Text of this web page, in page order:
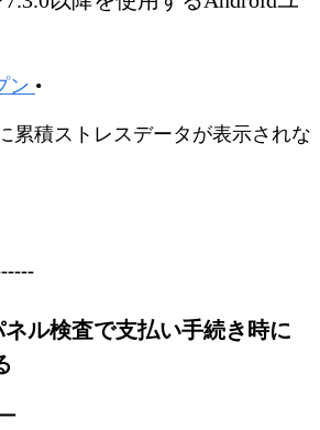
ン •
累積ストレスデータが表示されな
ル検査で支払い手続き時に